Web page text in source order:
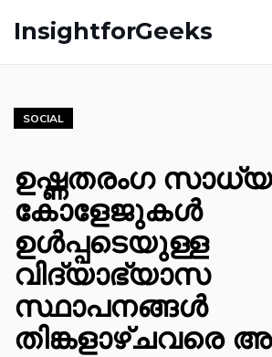
InsightforGeeks
SOCIAL
ഉഷ്ണതരംഗ
കോളേജുകള്‍
ഉള്‍പ്പടെയുള്ള
വിദ്യാഭ്യാസ
സ്ഥാപനങ്ങള്‍
തിങ്കളാഴ്ചവരെ